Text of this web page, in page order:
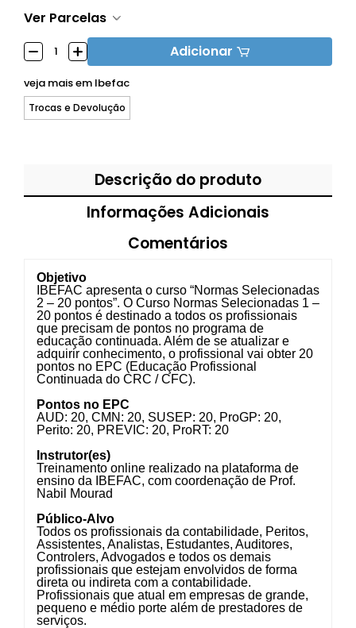
Ver Parcelas
Adicionar
veja mais em Ibefac
Trocas e Devolução
Descrição do produto
Informações Adicionais
Comentários
Objetivo
IBEFAC apresenta o curso “Normas Selecionadas
2 – 20 pontos”. O Curso Normas Selecionadas 1 –
20 pontos é destinado a todos os profissionais
que precisam de pontos no programa de
educação continuada. Além de se atualizar e
adquirir conhecimento, o profissional vai obter 20
pontos no EPC (Educação Profissional
Continuada do CRC / CFC).
Pontos no EPC
AUD: 20, CMN: 20, SUSEP: 20, ProGP: 20,
Perito: 20, PREVIC: 20, ProRT: 20
Instrutor(es)
Treinamento online realizado na plataforma de
ensino da IBEFAC, com coordenação de Prof.
Nabil Mourad
Público-Alvo
Todos os profissionais da contabilidade, Peritos,
Assistentes, Analistas, Estudantes, Auditores,
Controlers, Advogados e todos os demais
profissionais que estejam envolvidos de forma
direta ou indireta com a contabilidade.
Profissionais que atual em empresas de grande,
pequeno e médio porte além de prestadores de
serviços.